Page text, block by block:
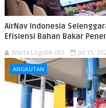
AirNav Indonesia
Efisiensi Bahan Bakar
Warta Logistik 001 Jul 15,
ANGKUTAN